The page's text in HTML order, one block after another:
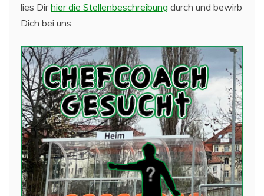
lies Dirhier die Stellenbeschreibung durch und bewirb
Dich bei uns.